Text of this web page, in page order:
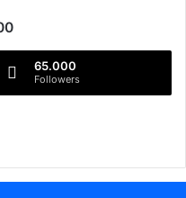
65.000
Followers